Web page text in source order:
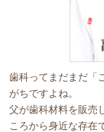
歯科ってまだまだ「
がちですよね。
父が歯科材料を販売
ころから身近な存在